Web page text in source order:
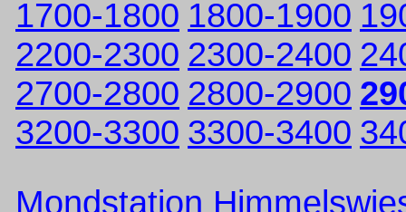
1700-1800 1800-1900
2200-2300 2300-2400
2700-2800 2800-2900
3200-3300 3300-3400
Mondstation